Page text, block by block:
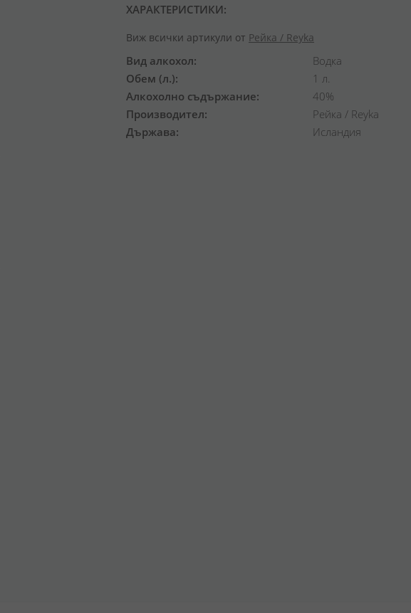
ХАРАКТЕРИСТИКИ:
Виж всички артикули от Рейка / Reyka
Вид алкохол
Водка
Обем (л.)
1 л.
Алкохолно съдържание
40%
Производител
Рейка / Reyka
Държава
Исландия